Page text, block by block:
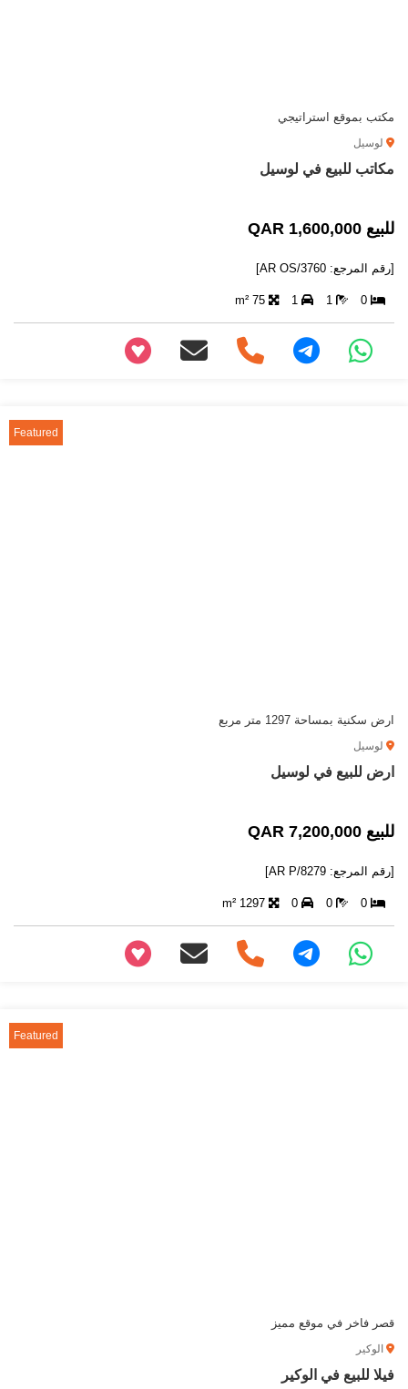
مكتب بموقع استراتيجي
لوسيل
مكاتب للبيع في لوسيل
للبيع 1,600,000 QAR
[رقم المرجع: AR OS/3760]
0
1
1
75 m²
Featured
ارض سكنية بمساحة 1297 متر مربع
لوسيل
ارض للبيع في لوسيل
للبيع 7,200,000 QAR
[رقم المرجع: AR P/8279]
0
0
0
1297 m²
Featured
قصر فاخر في موقع مميز
الوكير
فيلا للبيع في الوكير